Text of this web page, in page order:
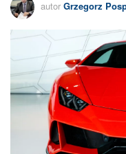
autor Grzegorz